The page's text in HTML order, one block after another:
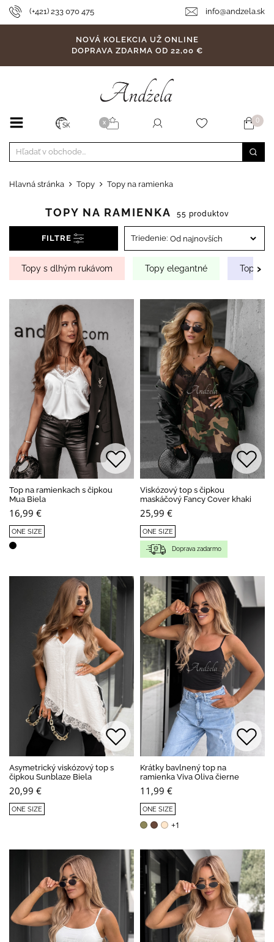
(+421) 233 070 475 info@andzela.sk
NOVÁ KOLEKCIA UŽ ONLINE
DOPRAVA ZDARMA OD 22,00 €
SK X 0
Hlavná stránka Topy Topy na ramienka
TOPY NA RAMIENKA 55 produktov
FILTRE Triedenie:
Topy s dlhým rukávom Topy elegantné Topy›
Top na ramienkach s čipkou
Mua Biela
16,99 €
ONE SIZE
Viskózový top s čipkou
maskáčový Fancy Cover khaki
25,99 €
ONE SIZE
Doprava zadarmo
Asymetrický viskózový top s
čipkou Sunblaze Biela
20,99 €
ONE SIZE
Krátky bavlnený top na
ramienka Viva Oliva čierne
11,99 €
ONE SIZE
+1